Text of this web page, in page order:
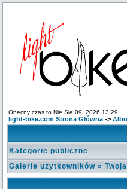
Obecny czas to Nie Sie 09, 2026 13:29
light-bike.com Strona Główna ->
Kategorie publiczne
Galerie użytkowników »